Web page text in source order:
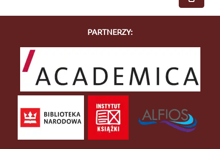
PARTNERZY: